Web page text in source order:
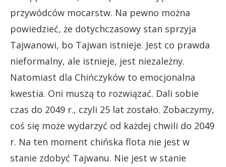
przywódców mocarstw. Na pewno można
powiedzieć, że dotychczasowy stan sprzyja
Tajwanowi, bo Tajwan istnieje. Jest co prawda
nieformalny, ale istnieje, jest niezależny.
Natomiast dla Chińczyków to emocjonalna
kwestia. Oni muszą to rozwiązać. Dali sobie
czas do 2049 r., czyli 25 lat zostało. Zobaczymy,
coś się może wydarzyć od każdej chwili do 2049
r. Na ten moment chińska flota nie jest w
stanie zdobyć Tajwanu. Nie jest w stanie